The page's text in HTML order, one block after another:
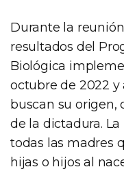
Durante la
resultados del
Biológica
octubre de 2022 y
buscan su origen,
de la dictadura.
todas las madres
hijas o hijos al